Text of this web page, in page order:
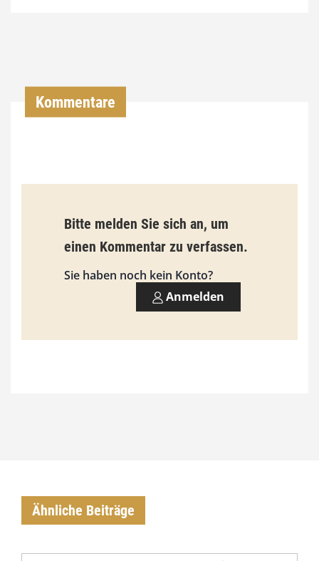
9
3
0
0
Kommentare
Bitte melden Sie sich an, um
einen Kommentar zu verfassen.
Sie haben noch kein Konto?
Anmelden
Ähnliche Beiträge